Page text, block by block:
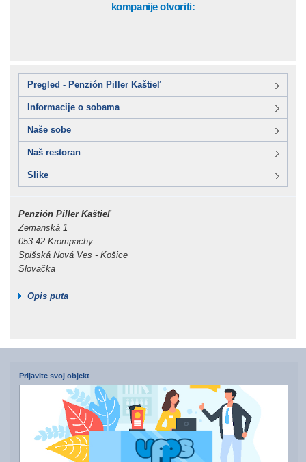
kompanije otvoriti:
Pregled - Penzión Piller Kaštieľ
Informacije o sobama
Naše sobe
Naš restoran
Slike
Penzión Piller Kaštieľ
Zemanská 1
053 42 Krompachy
Spišská Nová Ves - Košice
Slovačka
Opis puta
Prijavite svoj objekt